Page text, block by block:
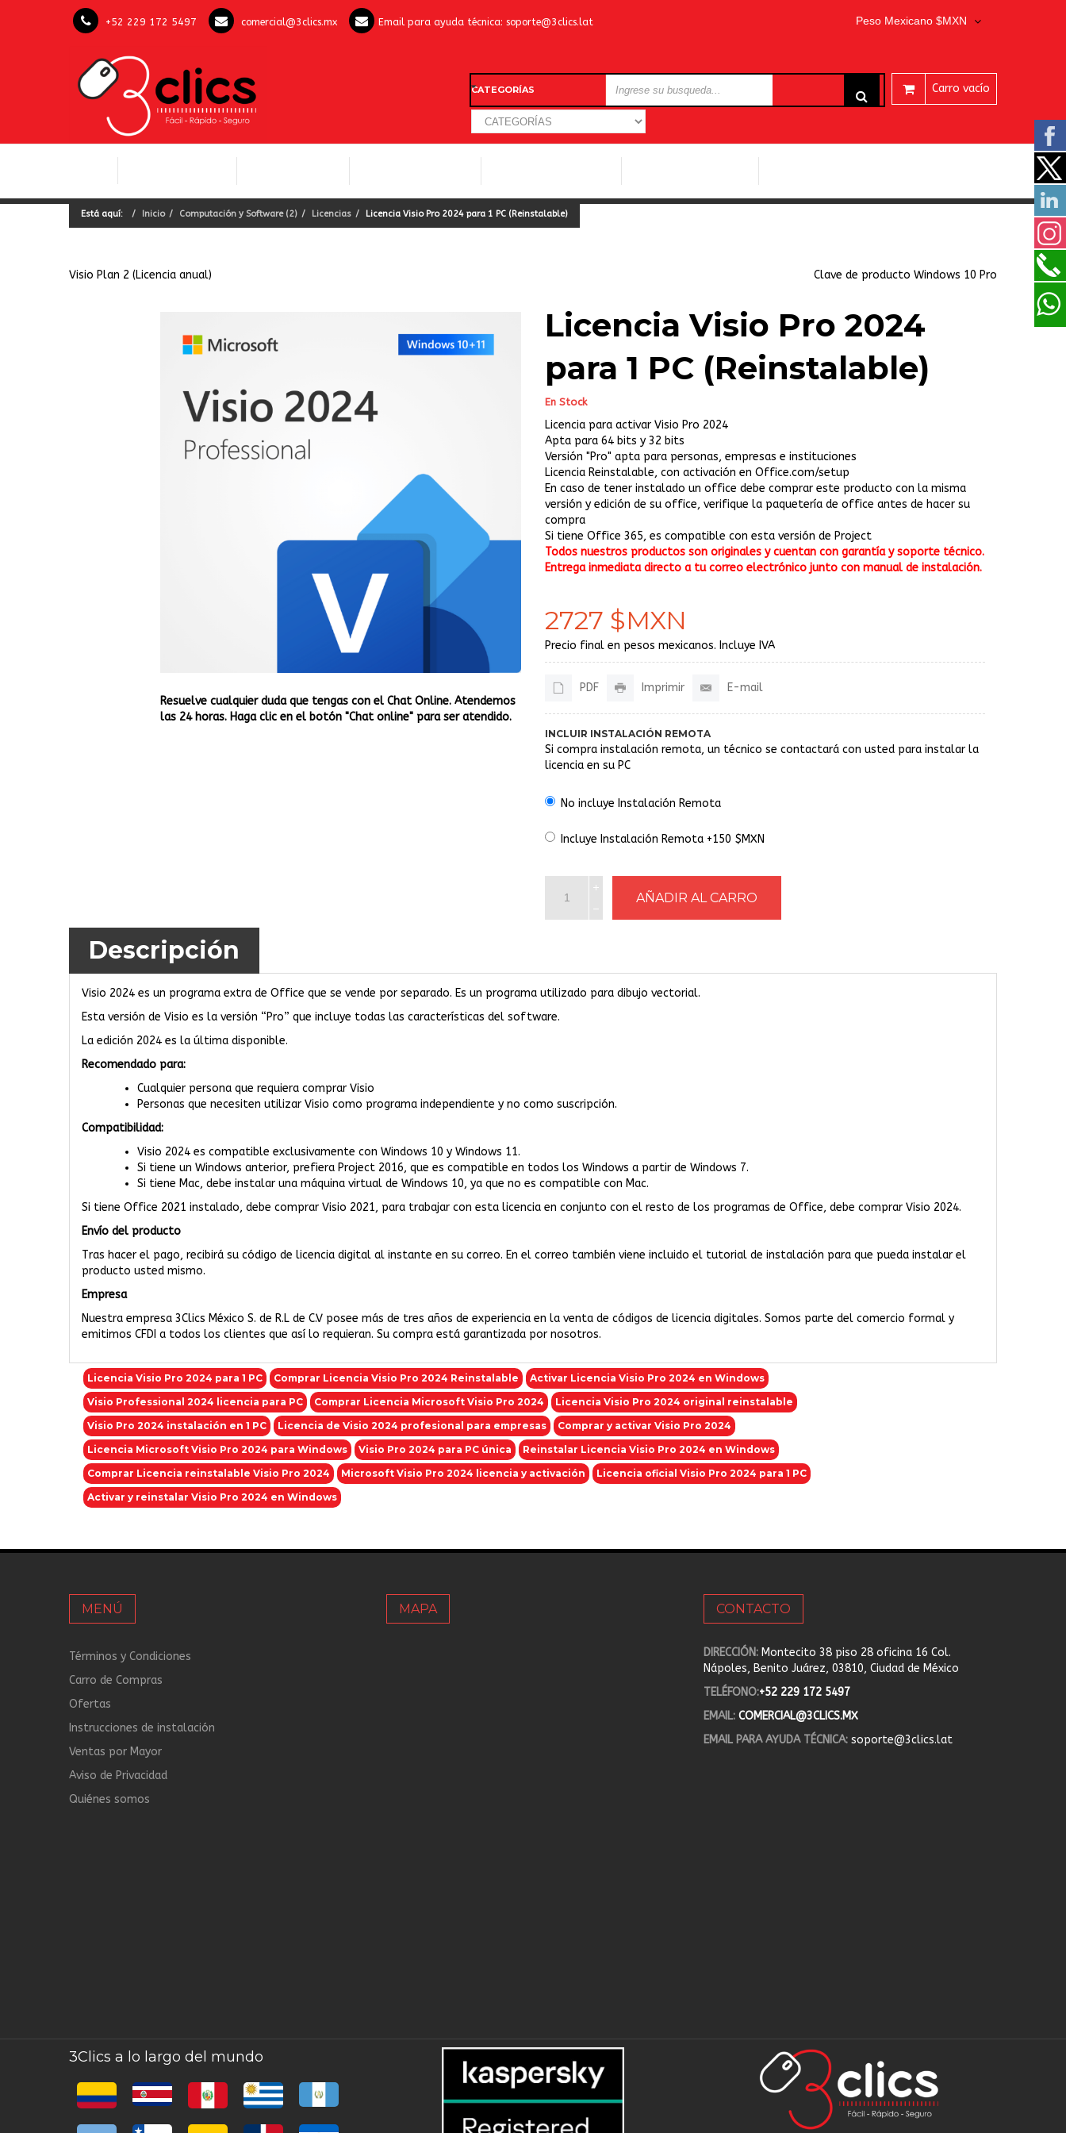
+52 229 172 5497 comercial@3clics.mx Email para ayuda técnica: soporte@3clics.lat Peso Mexicano $MXN
Carro vacío
CATEGORÍAS
Está aquí: Inicio Computación y Software (2) Licencias Licencia Visio Pro 2024 para 1 PC (Reinstalable)
Visio Plan 2 (Licencia anual) Clave de producto Windows 10 Pro
Resuelve cualquier duda que tengas con el Chat Online. Atendemos
las 24 horas. Haga clic en el botón "Chat online" para ser atendido.
Licencia Visio Pro 2024
para 1 PC (Reinstalable)
En Stock
Licencia para activar Visio Pro 2024
Apta para 64 bits y 32 bits
Versión "Pro" apta para personas, empresas e instituciones
Licencia Reinstalable, con activación en Office.com/setup
En caso de tener instalado un office debe comprar este producto con la misma
versión y edición de su office, verifique la paquetería de office antes de hacer su
compra
Si tiene Office 365, es compatible con esta versión de Project
Todos nuestros productos son originales y cuentan con garantía y soporte técnico.
Entrega inmediata directo a tu correo electrónico junto con manual de instalación.
2727 $MXN
Precio final en pesos mexicanos. Incluye IVA
PDF Imprimir E-mail
INCLUIR INSTALACIÓN REMOTA
Si compra instalación remota, un técnico se contactará con usted para instalar la
licencia en su PC
No incluye Instalación Remota
Incluye Instalación Remota +150 $MXN
Descripción
Visio 2024 es un programa extra de Office que se vende por separado. Es un programa utilizado para dibujo vectorial.
Esta versión de Visio es la versión “Pro” que incluye todas las características del software.
La edición 2024 es la última disponible.
Recomendado para:
Cualquier persona que requiera comprar Visio
Personas que necesiten utilizar Visio como programa independiente y no como suscripción.
Compatibilidad:
Visio 2024 es compatible exclusivamente con Windows 10 y Windows 11.
Si tiene un Windows anterior, prefiera Project 2016, que es compatible en todos los Windows a partir de Windows 7.
Si tiene Mac, debe instalar una máquina virtual de Windows 10, ya que no es compatible con Mac.
Si tiene Office 2021 instalado, debe comprar Visio 2021, para trabajar con esta licencia en conjunto con el resto de los programas de Office, debe comprar Visio 2024.
Envío del producto
Tras hacer el pago, recibirá su código de licencia digital al instante en su correo. En el correo también viene incluido el tutorial de instalación para que pueda instalar el
producto usted mismo.
Empresa
Nuestra empresa 3Clics México S. de R.L de C.V posee más de tres años de experiencia en la venta de códigos de licencia digitales. Somos parte del comercio formal y
emitimos CFDI a todos los clientes que así lo requieran. Su compra está garantizada por nosotros.
Licencia Visio Pro 2024 para 1 PC Comprar Licencia Visio Pro 2024 Reinstalable
Activar Licencia Visio Pro 2024 en Windows
Visio Professional 2024 licencia para PC
Comprar Licencia Microsoft Visio Pro 2024
Licencia Visio Pro 2024 original reinstalable
Visio Pro 2024 instalación en 1 PC
Licencia de Visio 2024 profesional para empresas
Comprar y activar Visio Pro 2024
Licencia Microsoft Visio Pro 2024 para Windows
Visio Pro 2024 para PC única
Reinstalar Licencia Visio Pro 2024 en Windows
Comprar Licencia reinstalable Visio Pro 2024
Microsoft Visio Pro 2024 licencia y activación
Licencia oficial Visio Pro 2024 para 1 PC
Activar y reinstalar Visio Pro 2024 en Windows
MENÚ
Términos y Condiciones
Carro de Compras
Ofertas
Instrucciones de instalación
Ventas por Mayor
Aviso de Privacidad
Quiénes somos
MAPA CONTACTO
DIRECCIÓN: Montecito 38 piso 28 oficina 16 Col.
Nápoles, Benito Juárez, 03810, Ciudad de México
TELÉFONO:+52 229 172 5497
EMAIL: COMERCIAL@3CLICS.MX
EMAIL PARA AYUDA TÉCNICA: soporte@3clics.lat
3Clics a lo largo del mundo